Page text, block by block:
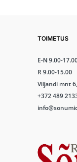
TOIMETUS
E-N 9.00-
R 9.00-15.00
Viljandi mnt
+372 489